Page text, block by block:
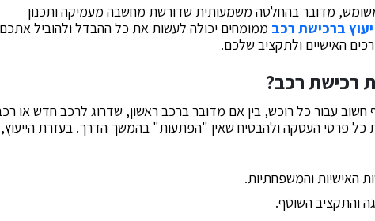
מדובר בהחלטה משמעותית שדורשת מחשבה מעמיקה ותכנון
יעוץ ברכישת רכב ממומחים יכולה לעשות את כל ההבדל ולהוביל אתכם
האישיים ולתקציב שלכם.
רכישת רכב?
עבור כל רוכש, בין אם מדובר ברכב ראשון, שדרוג לרכב חדש או
כל פרטי העסקה ולהבטיח שאין "הפתעות" בהמשך הדרך. בעזרת הייעוץ,
האישיות והמשפחתיות.
והתקציב השוטף.